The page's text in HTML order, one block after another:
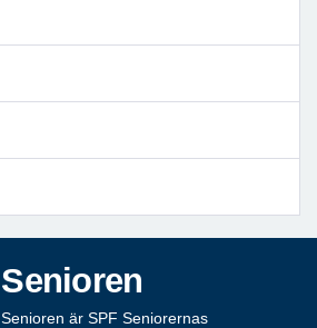
Senioren
Senioren är SPF Seniorernas